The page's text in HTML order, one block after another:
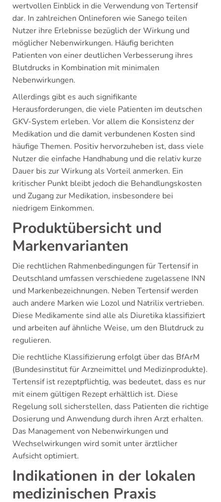
wertvollen Einblick in die Verwendung von Tertensif
dar. In zahlreichen Onlineforen wie Sanego teilen
Nutzer ihre Erlebnisse bezüglich der Wirkung und
möglicher Nebenwirkungen. Häufig berichten
Patienten von einer deutlichen Verbesserung ihres
Blutdrucks in Kombination mit minimalen
Nebenwirkungen.
Allerdings gibt es auch signifikante
Herausforderungen, die viele Patienten im deutschen
GKV-System erleben. Vor allem die Konsistenz der
Medikation und die damit verbundenen Kosten sind
häufige Themen. Positiv hervorzuheben ist, dass viele
Nutzer die einfache Handhabung und die relativ kurze
Dauer bis zur Wirkung als Vorteil anmerken. Ein
kritischer Punkt bleibt jedoch die Behandlungskosten
und Zugang zur Medikation, insbesondere bei
niedrigem Einkommen.
Produktübersicht und
Markenvarianten
Die rechtlichen Rahmenbedingungen für Tertensif in
Deutschland umfassen verschiedene zugelassene INN
und Markenbezeichnungen. Neben Tertensif werden
auch andere Marken wie Lozol und Natrilix vertrieben.
Diese Medikamente sind alle als Diuretika klassifiziert
und arbeiten auf ähnliche Weise, um den Blutdruck zu
regulieren.
Die rechtliche Klassifizierung erfolgt über das BfArM
(Bundesinstitut für Arzneimittel und Medizinprodukte).
Tertensif ist rezeptpflichtig, was bedeutet, dass es nur
mit einem gültigen Rezept erhältlich ist. Diese
Regelung soll sicherstellen, dass Patienten die richtige
Dosierung und Anwendung durch ihren Arzt erhalten.
Das Management von Nebenwirkungen und
Wechselwirkungen wird somit unter ärztlicher
Aufsicht optimiert.
Indikationen in der lokalen
medizinischen Praxis